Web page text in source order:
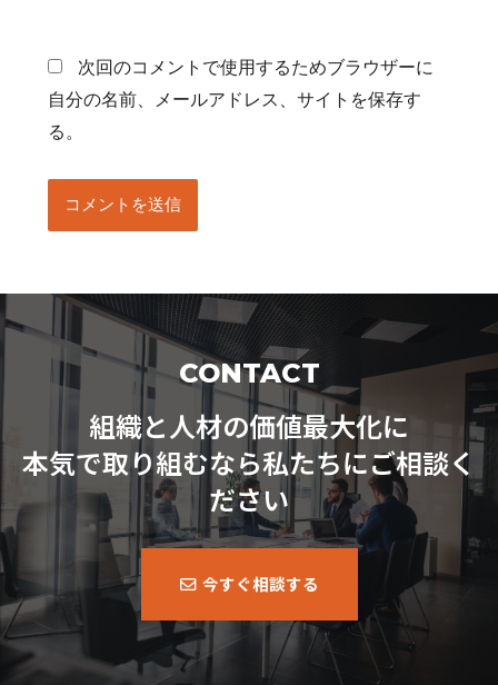
次回のコメントで使用するためブラウザーに
自分の名前、メールアドレス、サイトを保存す
る。
CONTACT
組織と人材の価値最大化に
本気で取り組むなら私たちにご相談く
ださい
今すぐ相談する